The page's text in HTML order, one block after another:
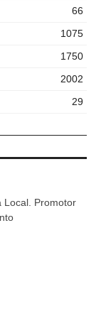
66
1075
1750
2002
29
Local. Promotor